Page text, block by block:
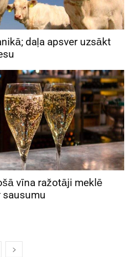
daļa apsver uzsākt
vīna ražotāji meklē
sausumu